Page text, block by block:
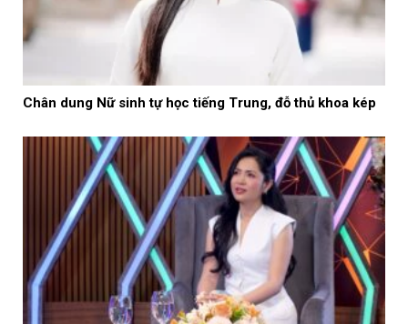
Chân dung Nữ sinh tự học tiếng Trung, đỗ thủ khoa kép